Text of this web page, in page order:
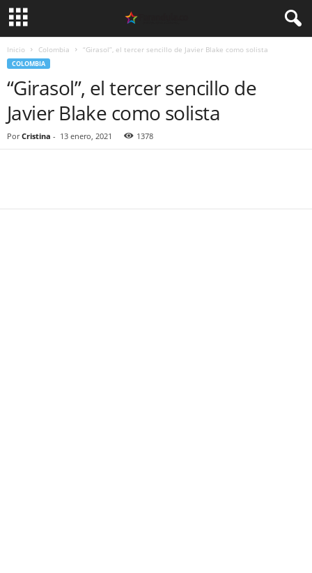
Inicio Colombia “Girasol”, el tercer sencillo de Javier Blake como solista
COLOMBIA
“Girasol”, el tercer sencillo de
Javier Blake como solista
Por Cristina - 13 enero, 2021 1378